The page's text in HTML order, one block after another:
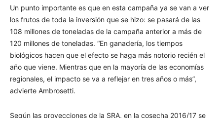
Un punto importante es que en esta campaña ya se van a ver
los frutos de toda la inversión que se hizo: se pasará de las
108 millones de toneladas de la campaña anterior a más de
120 millones de toneladas. “En ganadería, los tiempos
biológicos hacen que el efecto se haga más notorio recién el
año que viene. Mientras que en la mayoría de las economías
regionales, el impacto se va a reflejar en tres años o más”,
advierte Ambrosetti.
Según las proyecciones de la SRA, en la cosecha 2016/17 se